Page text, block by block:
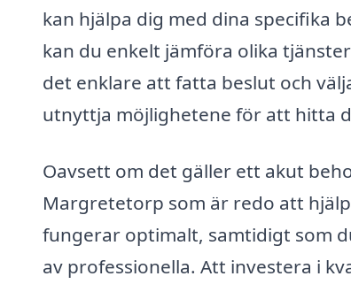
kan hjälpa dig med dina specifika
kan du enkelt jämföra olika
det enklare att fatta beslut och
utnyttja möjlighetene för att hitta
Oavsett om det gäller ett akut
Margretetorp som är redo att
fungerar optimalt, samtidigt som
av professionella. Att investera i